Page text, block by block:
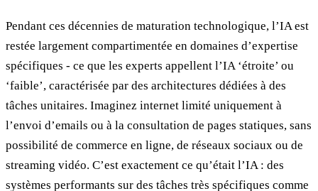
Pendant ces décennies de maturation technologique, l’IA est
restée largement compartimentée en domaines d’expertise
spécifiques - ce que les experts appellent l’IA ‘étroite’ ou
‘faible’, caractérisée par des architectures dédiées à des
tâches unitaires. Imaginez internet limité uniquement à
l’envoi d’emails ou à la consultation de pages statiques, sans
possibilité de commerce en ligne, de réseaux sociaux ou de
streaming vidéo. C’est exactement ce qu’était l’IA : des
systèmes performants sur des tâches très spécifiques comme